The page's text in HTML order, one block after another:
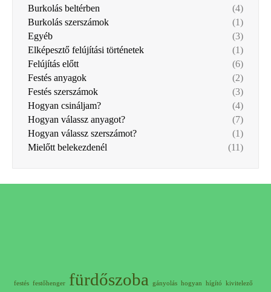
Burkolás beltérben
(4)
Burkolás szerszámok
(1)
Egyéb
(3)
Elképesztő felújítási történetek
(1)
Felújítás előtt
(6)
Festés anyagok
(2)
Festés szerszámok
(3)
Hogyan csináljam?
(4)
Hogyan válassz anyagot?
(7)
Hogyan válassz szerszámot?
(1)
Mielőtt belekezdenél
(11)
festés festőhenger fürdőszoba gányolás hogyan hígító kivitelező